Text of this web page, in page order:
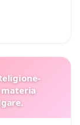
materia